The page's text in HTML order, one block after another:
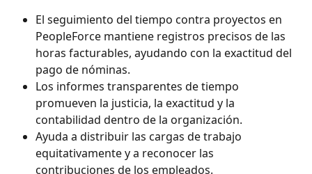
El seguimiento del tiempo contra proyectos en
PeopleForce mantiene registros precisos de las
horas facturables, ayudando con la exactitud del
pago de nóminas.
Los informes transparentes de tiempo
promueven la justicia, la exactitud y la
contabilidad dentro de la organización.
Ayuda a distribuir las cargas de trabajo
equitativamente y a reconocer las
contribuciones de los empleados.